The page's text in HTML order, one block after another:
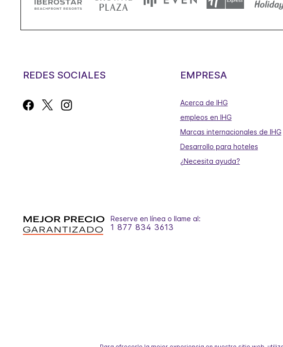
REDES SOCIALES EMPRESA
Acerca de IHG
empleos en IHG
Marcas internacionales de IHG
Desarrollo para hoteles
¿Necesita ayuda?
Reserve en línea o llame al:
1 877 834 3613